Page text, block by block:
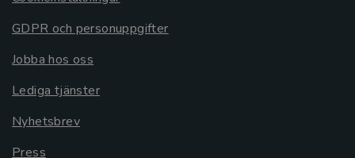
GDPR och personuppgifter
Jobba hos oss
Lediga tjänster
Nyhetsbrev
Press